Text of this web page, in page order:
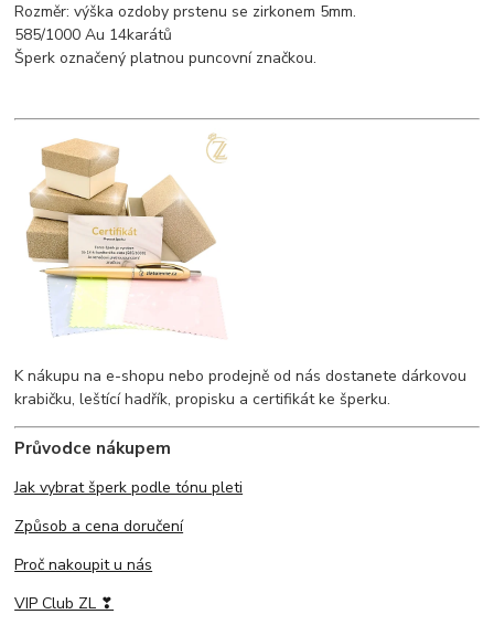
Rozměr: výška ozdoby prstenu se zirkonem 5mm.
585/1000 Au 14karátů
Šperk označený platnou puncovní značkou.
K nákupu na e-shopu nebo prodejně od nás dostanete dárkovou
krabičku, leštící hadřík, propisku a certifikát ke šperku.
Průvodce nákupem
Jak vybrat šperk podle tónu pleti
Způsob a cena doručení
Proč nakoupit u nás
VIP Club ZL ❣